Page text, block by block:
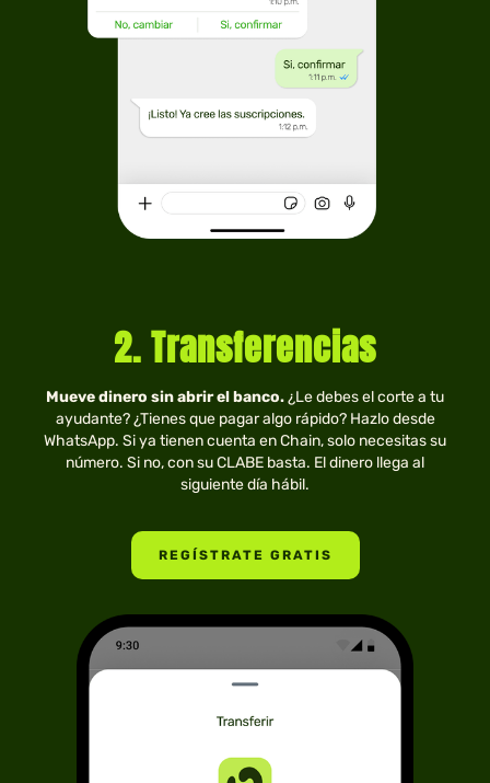
2. Transferencias
Mueve dinero sin abrir el banco.¿Le debes el corte a tu
ayudante? ¿Tienes que pagar algo rápido? Hazlo desde
WhatsApp. Si ya tienen cuenta en Chain, solo necesitas su
número. Si no, con su CLABE basta. El dinero llega al
siguiente día hábil.
REGÍSTRATE GRATIS